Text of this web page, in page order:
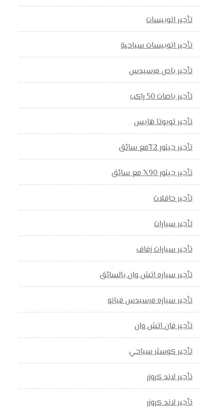
تأجير اتوبيسات
تأجير اتوبيسات سياحية
تأجير باص مرسيدس
تأجير باصات 50 راكب
تأجير تويوتا هايس
تأجير جيتور T2مع سائق
تأجير جيتور X90 مع سائق
تأجير حافلات
تأجير سيارات
تأجير سيارات زفاف
تأجير سياره اتش وان بالسائق
تأجير سياره مرسيدس فيانو
تأجير فان اتش وان
تأجير كوستر سياحي
تأجير لاند كروزر
تأجير لاند كروزر